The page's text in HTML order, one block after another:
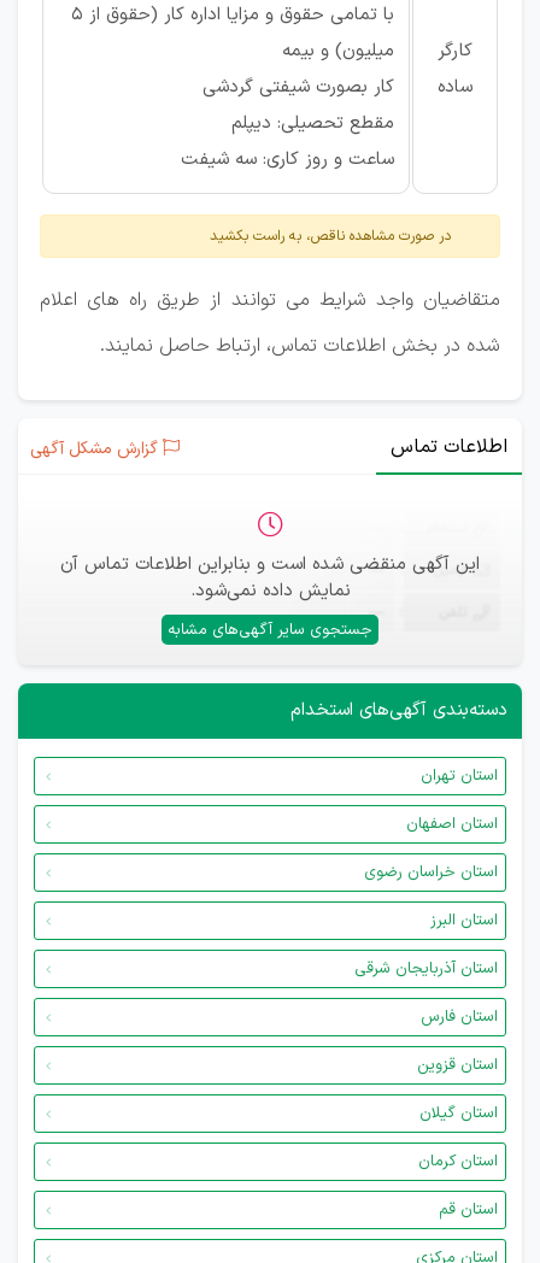
کارگر
ساده
با تمامی حقوق و مزایا اداره کار (حقوق از 5
میلیون) و بیمه
کار بصورت شیفتی گردشی
مقطع تحصیلی: دیپلم
ساعت و روز کاری: سه شیفت
در صورت مشاهده ناقص، به راست بکشید
متقاضیان واجد شرایط می توانند از طریق راه های اعلام
شده در بخش اطلاعات تماس، ارتباط حاصل نمایند.
اطلاعات تماس گزارش مشکل آگهی
این آگهی منقضی شده است و بنابراین اطلاعات تماس آن
نمایش داده نمی‌شود.
جستجوی سایر آگهی‌های مشابه
ایمیل —
—
دسته‌بندی آگهی‌های استخدام
استان تهران
استان اصفهان
استان خراسان رضوی
استان البرز
استان آذربایجان شرقی
استان فارس
استان قزوین
استان گیلان
استان کرمان
استان قم
استان مرکزی